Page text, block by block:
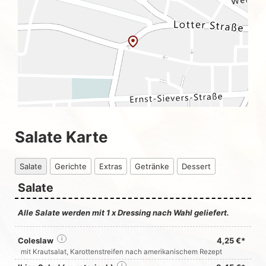
Salate Karte
Salate Gerichte Extras Getränke Dessert
Salate
Alle Salate werden mit 1 x Dressing nach Wahl geliefert.
Coleslaw 4,25 €*
i
mit Krautsalat, Karottenstreifen nach amerikanischem Rezept